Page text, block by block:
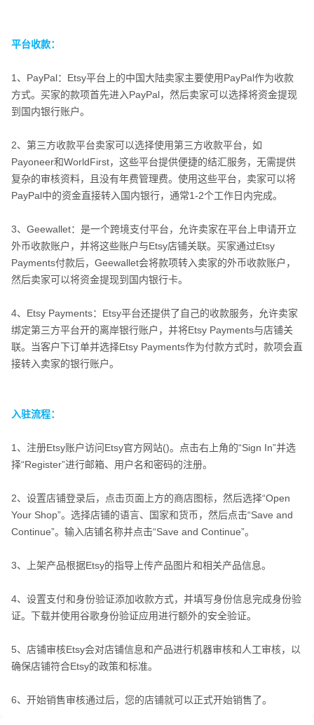
平台收款：
1、PayPal：Etsy平台上的中国大陆卖家主要使用PayPal作为收款
方式。买家的款项首先进入PayPal，然后卖家可以选择将资金提现
到国内银行账户。
2、第三方收款平台卖家可以选择使用第三方收款平台，如
Payoneer和WorldFirst，这些平台提供便捷的结汇服务，无需提供
复杂的审核资料，且没有年费管理费。使用这些平台，卖家可以将
PayPal中的资金直接转入国内银行，通常1-2个工作日内完成。
3、Geewallet：是一个跨境支付平台，允许卖家在平台上申请开立
外币收款账户，并将这些账户与Etsy店铺关联。买家通过Etsy
Payments付款后，Geewallet会将款项转入卖家的外币收款账户，
然后卖家可以将资金提现到国内银行卡。
4、Etsy Payments：Etsy平台还提供了自己的收款服务，允许卖家
绑定第三方平台开的离岸银行账户，并将Etsy Payments与店铺关
联。当客户下订单并选择Etsy Payments作为付款方式时，款项会直
接转入卖家的银行账户。
入驻流程：
1、注册Etsy账户访问Etsy官方网站()。点击右上角的“Sign In”并选
择“Register”进行邮箱、用户名和密码的注册。
2、设置店铺登录后，点击页面上方的商店图标，然后选择“Open
Your Shop”。选择店铺的语言、国家和货币，然后点击“Save and
Continue”。输入店铺名称并点击“Save and Continue”。
3、上架产品根据Etsy的指导上传产品图片和相关产品信息。
4、设置支付和身份验证添加收款方式，并填写身份信息完成身份验
证。下载并使用谷歌身份验证应用进行额外的安全验证。
5、店铺审核Etsy会对店铺信息和产品进行机器审核和人工审核，以
确保店铺符合Etsy的政策和标准。
6、开始销售审核通过后，您的店铺就可以正式开始销售了。